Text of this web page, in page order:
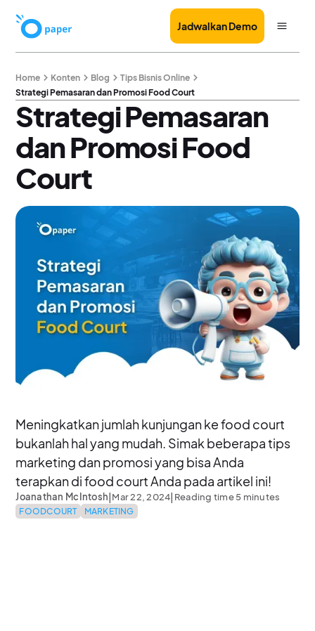
Jadwalkan Demo
Home Konten Blog
Tips Bisnis Online
Strategi Pemasaran dan Promosi Food Court
Strategi Pemasaran
dan Promosi Food
Court
Meningkatkan jumlah kunjungan ke food court
bukanlah hal yang mudah. Simak beberapa tips
marketing dan promosi yang bisa Anda
terapkan di food court Anda pada artikel ini!
Joanathan McIntosh|Mar 22, 2024| Reading time 5 minutes
FOODCOURT MARKETING